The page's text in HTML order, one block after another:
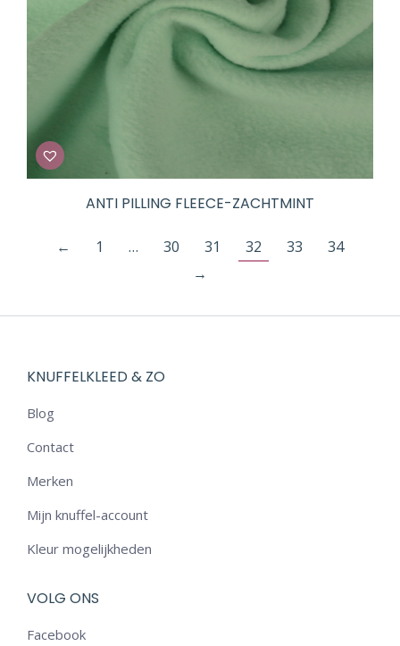
ANTI PILLING FLEECE-ZACHTMINT
← 1 … 30 31 32 33
34
→
KNUFFELKLEED & ZO
Blog
Contact
Merken
Mijn knuffel-account
Kleur mogelijkheden
VOLG ONS
Facebook